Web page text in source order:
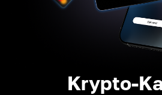
Krypto-